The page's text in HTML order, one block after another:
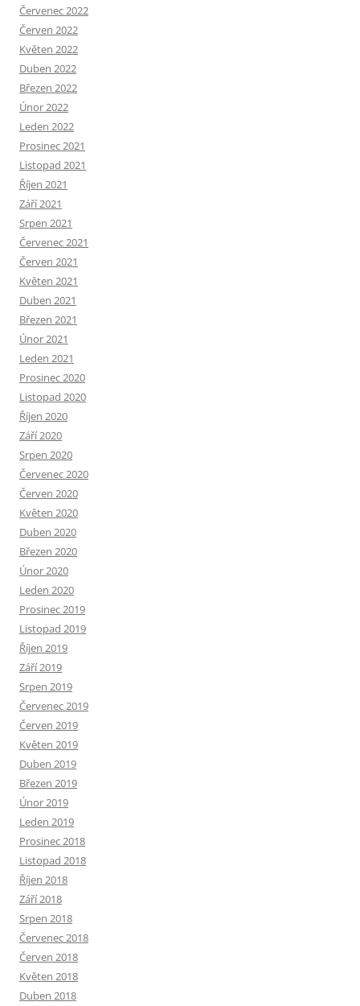
Červenec 2022
Červen 2022
Květen 2022
Duben 2022
Březen 2022
Únor 2022
Leden 2022
Prosinec 2021
Listopad 2021
Říjen 2021
Září 2021
Srpen 2021
Červenec 2021
Červen 2021
Květen 2021
Duben 2021
Březen 2021
Únor 2021
Leden 2021
Prosinec 2020
Listopad 2020
Říjen 2020
Září 2020
Srpen 2020
Červenec 2020
Červen 2020
Květen 2020
Duben 2020
Březen 2020
Únor 2020
Leden 2020
Prosinec 2019
Listopad 2019
Říjen 2019
Září 2019
Srpen 2019
Červenec 2019
Červen 2019
Květen 2019
Duben 2019
Březen 2019
Únor 2019
Leden 2019
Prosinec 2018
Listopad 2018
Říjen 2018
Září 2018
Srpen 2018
Červenec 2018
Červen 2018
Květen 2018
Duben 2018